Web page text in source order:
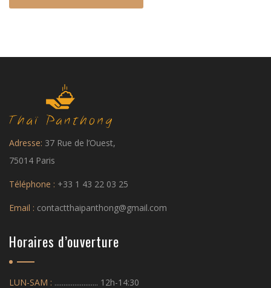
Adresse: 37 Rue de l’Ouest,
75014 Paris
Téléphone : +33 1 43 22 03 25
Email : contactthaipanthong@gmail.com
Horaires d’ouverture
LUN-SAM : ........................ 12h-14:30